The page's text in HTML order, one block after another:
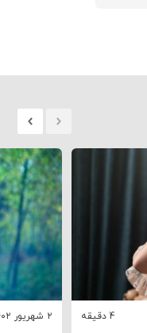
4 دقیقه ۲ شهریور ۱۴۰۲